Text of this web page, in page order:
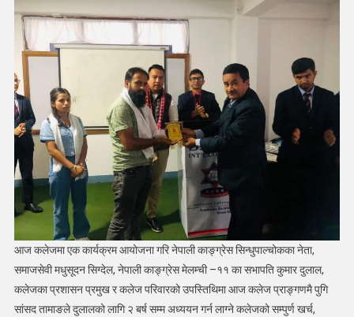
आज कलेजमा एक कार्यक्रम आयोजना गरि नेपाली काङ्ग्रेस सिन्धुपाल्चोकका नेता,
समाजसेवी मधुसूदन सिग्देल, नेपाली काङ्ग्रेस मेलम्ची –११ का सभापति कुमार दुलाल,
कलेजका प्रशासन प्रमुख र कलेज परिवारको उपस्तिथिमा आज कलेज प्राङ्गणमै पुगि
सांसद तामाङले दुलालको लागि २ बर्ष सम्म अध्ययन गर्न लाग्ने कलेजको सम्पुर्ण खर्च,